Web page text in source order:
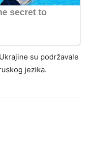
su podržavale
jezika.